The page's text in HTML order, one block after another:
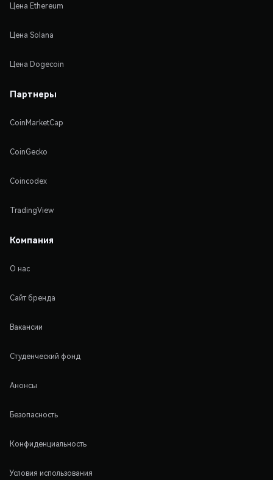
Цена Ethereum
Цена Solana
Цена Dogecoin
Партнеры
CoinMarketCap
CoinGecko
Coincodex
TradingView
Компания
О нас
Сайт бренда
Вакансии
Студенческий фонд
Анонсы
Безопасность
Конфиденциальность
Условия использования